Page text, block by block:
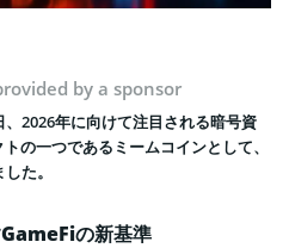
by a sponsor
2026年に向けて注目される暗号資
の一つであるミームコインとして、
た。
の新基準